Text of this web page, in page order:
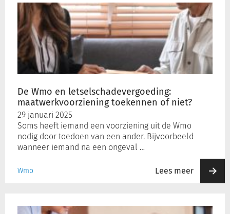
De Wmo en letselschadevergoeding:
maatwerkvoorziening toekennen of niet?
29 januari 2025
Soms heeft iemand een voorziening uit de Wmo
nodig door toedoen van een ander. Bijvoorbeeld
wanneer iemand na een ongeval …
Wmo Lees meer
Wmo
letselschadevergoeding:
maatwerkvoorziening
toekennen
niet?